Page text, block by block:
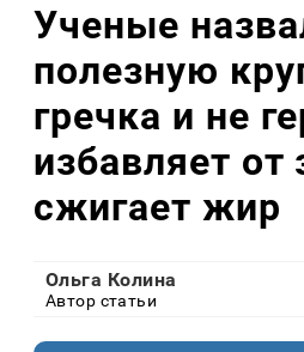
Ученые
полезную
гречка и не
избавляет от
сжигает жир
Ольга Колина
Автор статьи